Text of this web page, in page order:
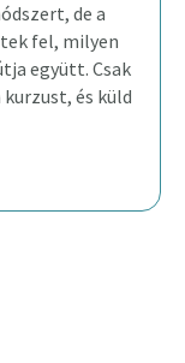
de a
fel, milyen
együtt. Csak
és küld